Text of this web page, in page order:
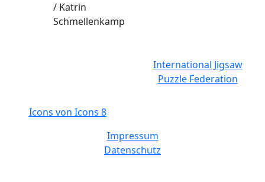
/ Katrin
Schmellenkamp
International Jigsaw
Puzzle Federation
Icons von Icons 8
Impressum
Datenschutz